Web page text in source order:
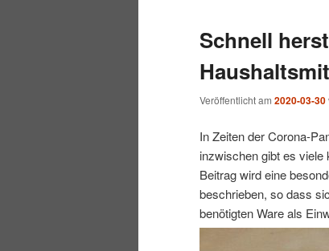
Schnell
Veröffentlicht am 2020-03-30
In Zeiten der Corona-
inzwischen gibt es
Beitrag wird eine
beschrieben, so dass
benötigten Ware als